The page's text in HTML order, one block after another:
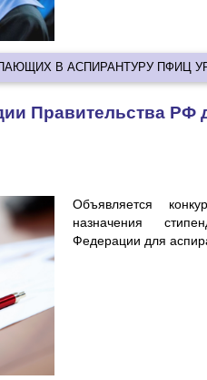
В АСПИРАНТУРУ ПФИЦ
Правительства РФ
Объявляется
назначения
Федерации для